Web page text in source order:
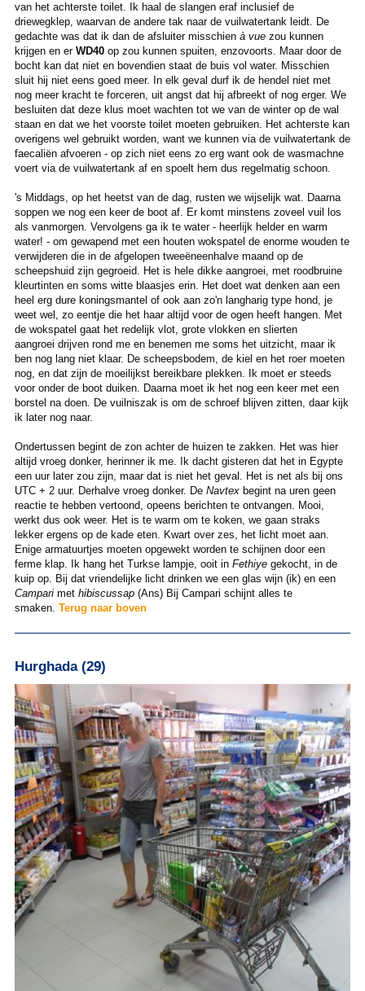
van het achterste toilet. Ik haal de slangen eraf inclusief de
driewegklep, waarvan de andere tak naar de vuilwatertank leidt. De
gedachte was dat ik dan de afsluiter misschien à vuezou kunnen
krijgen en er WD40op zou kunnen spuiten, enzovoorts. Maar door de
bocht kan dat niet en bovendien staat de buis vol water. Misschien
sluit hij niet eens goed meer. In elk geval durf ik de hendel niet met
nog meer kracht te forceren, uit angst dat hij afbreekt of nog erger. We
besluiten dat deze klus moet wachten tot we van de winter op de wal
staan en dat we het voorste toilet moeten gebruiken. Het achterste kan
overigens wel gebruikt worden, want we kunnen via de vuilwatertank de
faecaliën afvoeren - op zich niet eens zo erg want ook de wasmachne
voert via de vuilwatertank af en spoelt hem dus regelmatig schoon.
's Middags, op het heetst van de dag, rusten we wijselijk wat. Daarna
soppen we nog een keer de boot af. Er komt minstens zoveel vuil los
als vanmorgen. Vervolgens ga ik te water - heerlijk helder en warm
water! - om gewapend met een houten wokspatel de enorme wouden te
verwijderen die in de afgelopen tweeëneenhalve maand op de
scheepshuid zijn gegroeid. Het is hele dikke aangroei, met roodbruine
kleurtinten en soms witte blaasjes erin. Het doet wat denken aan een
heel erg dure koningsmantel of ook aan zo'n langharig type hond, je
weet wel, zo eentje die het haar altijd voor de ogen heeft hangen. Met
de wokspatel gaat het redelijk vlot, grote vlokken en slierten
aangroei drijven rond me en benemen me soms het uitzicht, maar ik
ben nog lang niet klaar. De scheepsbodem, de kiel en het roer moeten
nog, en dat zijn de moeilijkst bereikbare plekken. Ik moet er steeds
voor onder de boot duiken. Daarna moet ik het nog een keer met een
borstel na doen. De vuilniszak is om de schroef blijven zitten, daar kijk
ik later nog naar.
Ondertussen begint de zon achter de huizen te zakken. Het was hier
altijd vroeg donker, herinner ik me. Ik dacht gisteren dat het in Egypte
een uur later zou zijn, maar dat is niet het geval. Het is net als bij ons
UTC + 2 uur. Derhalve vroeg donker. De Navtexbegint na uren geen
reactie te hebben vertoond, opeens berichten te ontvangen. Mooi,
werkt dus ook weer. Het is te warm om te koken, we gaan straks
lekker ergens op de kade eten. Kwart over zes, het licht moet aan.
Enige armatuurtjes moeten opgewekt worden te schijnen door een
ferme klap. Ik hang het Turkse lampje, ooit in Fethiyegekocht, in de
kuip op. Bij dat vriendelijke licht drinken we een glas wijn (ik) en een
Camparimet hibiscussap(Ans) Bij Campari schijnt alles te
smaken. Terug naar boven
Hurghada (29)